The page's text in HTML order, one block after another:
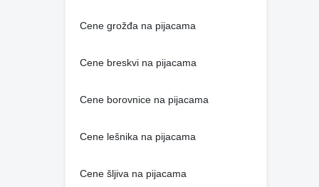
Cene grožđa na pijacama
Cene breskvi na pijacama
Cene borovnice na pijacama
Cene lešnika na pijacama
Cene šljiva na pijacama